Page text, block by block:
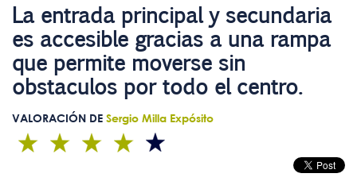
La entrada principal y secundaria
es accesible gracias a una rampa
que permite moverse sin
obstaculos por todo el centro.
VALORACIÓN DE Sergio Milla Expósito